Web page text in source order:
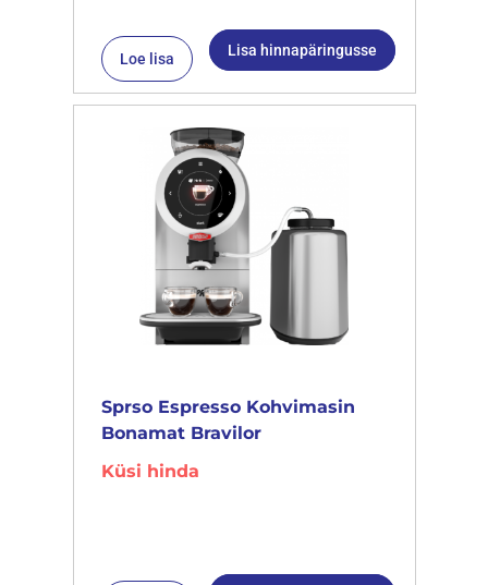
Loe lisa Lisa hinnapäringusse
Sprso Espresso Kohvimasin
Bonamat Bravilor
Küsi hinda